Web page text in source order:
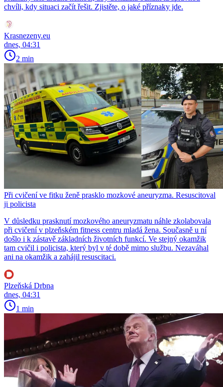
chvíli, kdy situaci začít řešit. Zjistěte, o jaké příznaky jde.
Krasnezeny.eu
dnes, 04:31
2 min
Při cvičení ve fitku ženě prasklo mozkové aneuryzma. Resuscitoval
ji policista
V důsledku prasknutí mozkového aneuryzmatu náhle zkolabovala
při cvičení v plzeňském fitness centru mladá žena. Současně u ní
došlo i k zástavě základních životních funkcí. Ve stejný okamžik
tam cvičil i policista, který byl v té době mimo službu. Nezaváhal
ani na okamžik a zahájil resuscitaci.
Plzeňská Drbna
dnes, 04:31
1 min